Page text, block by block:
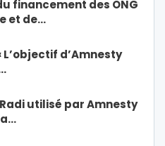
financement des ONG
et de…
d’Amnesty
utilisé par Amnesty